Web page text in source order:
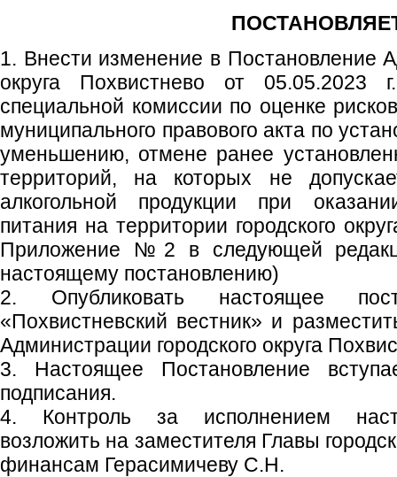
1. Внести изменение в Постановление
округа Похвистнево от
специальной комиссии по оценке
муниципального правового акта по
уменьшению, отмене ранее
территорий, на которых не
алкогольной продукции при
питания на территории городского
Приложение №2 в следующей
настоящему постановлению)
2. Опубликовать настоящее
«Похвистневский вестник» и
Администрации городского округа
3. Настоящее Постановление
подписания.
4. Контроль за исполнением
возложить на заместителя Главы
финансам Герасимичеву С.Н.